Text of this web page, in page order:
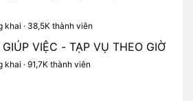
khai · 38,5K thành viên
VIỆC - TẠP VỤ THEO GIỜ
khai · 91,7K thành viên